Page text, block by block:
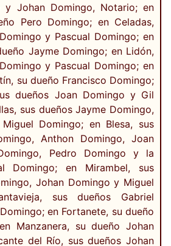
y Johan Domingo, Notario; en
Pero Domingo; en Celadas,
y Pascual Domingo; en
Jayme Domingo; en Lidón,
y Pascual Domingo; en
su dueño Francisco Domingo;
dueños Joan Domingo y Gil
sus dueños Jayme Domingo,
Domingo; en Blesa, sus
Anthon Domingo, Joan
Pedro Domingo y la
Domingo; en Mirambel, sus
Johan Domingo y Miguel
sus dueños Gabriel
en Fortanete, su dueño
Manzanera, su dueño Johan
del Río, sus dueños Johan